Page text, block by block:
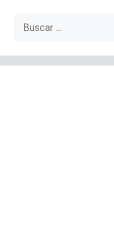
Buscar: